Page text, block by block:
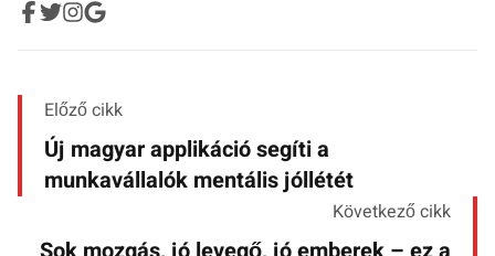
Előző cikk
Új magyar applikáció segíti a
munkavállalók mentális jóllétét
Következő cikk